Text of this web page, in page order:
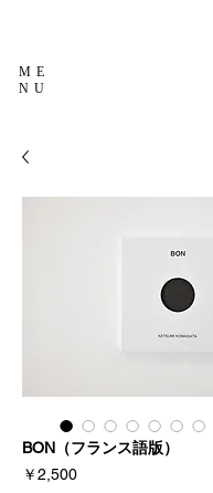
ME
NU
BON（フランス語版）
￥2,500価